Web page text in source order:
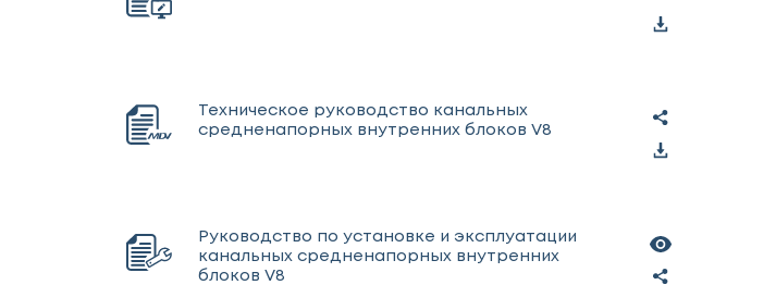
Техническое руководство канальных
средненапорных внутренних блоков V8
Руководство по установке и эксплуатации
канальных средненапорных внутренних
блоков V8